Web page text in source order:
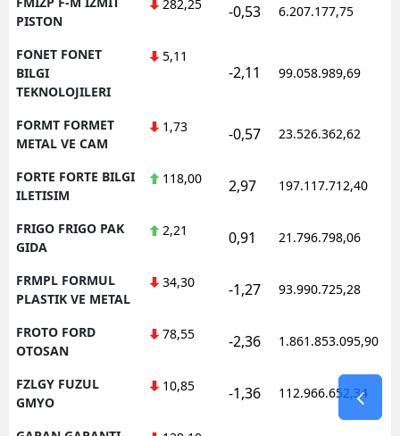
PISTON
282,25 -0,53 6.207.177,75
FONET FONET
BILGI
TEKNOLOJILERI
5,11
-2,11 99.058.989,69
FORMT FORMET
METAL VE CAM
1,73 -0,57 23.526.362,62
FORTE FORTE BILGI
ILETISIM
118,00 2,97 197.117.712,40
FRIGO FRIGO PAK
GIDA
2,21 0,91 21.796.798,06
FRMPL FORMUL
PLASTIK VE METAL
34,30 -1,27 93.990.725,28
FROTO FORD
OTOSAN
78,55 -2,36 1.861.853.095,90
FZLGY FUZUL
GMYO
10,85 -1,36 112.966.652,34